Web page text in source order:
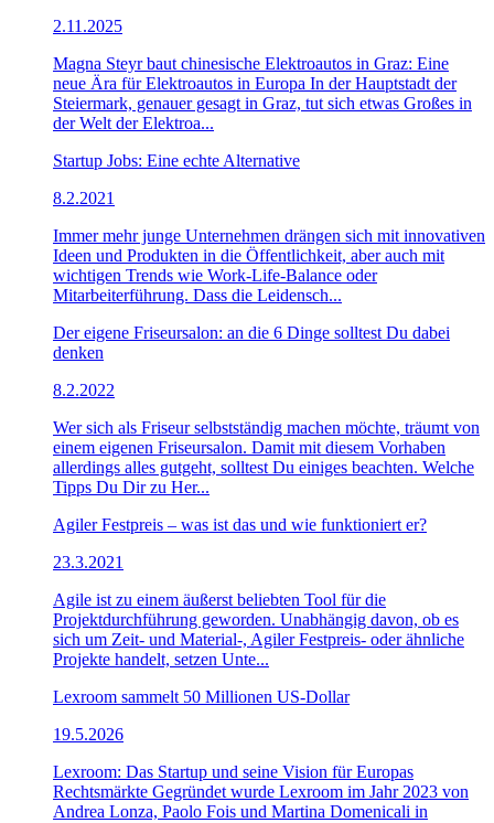
2.11.2025
Magna Steyr baut chinesische Elektroautos in Graz: Eine
neue Ära für Elektroautos in Europa In der Hauptstadt der
Steiermark, genauer gesagt in Graz, tut sich etwas Großes in
der Welt der Elektroa...
Startup Jobs: Eine echte Alternative
8.2.2021
Immer mehr junge Unternehmen drängen sich mit innovativen
Ideen und Produkten in die Öffentlichkeit, aber auch mit
wichtigen Trends wie Work-Life-Balance oder
Mitarbeiterführung. Dass die Leidensch...
Der eigene Friseursalon: an die 6 Dinge solltest Du dabei
denken
8.2.2022
Wer sich als Friseur selbstständig machen möchte, träumt von
einem eigenen Friseursalon. Damit mit diesem Vorhaben
allerdings alles gutgeht, solltest Du einiges beachten. Welche
Tipps Du Dir zu Her...
Agiler Festpreis – was ist das und wie funktioniert er?
23.3.2021
Agile ist zu einem äußerst beliebten Tool für die
Projektdurchführung geworden. Unabhängig davon, ob es
sich um Zeit- und Material-, Agiler Festpreis- oder ähnliche
Projekte handelt, setzen Unte...
Lexroom sammelt 50 Millionen US-Dollar
19.5.2026
Lexroom: Das Startup und seine Vision für Europas
Rechtsmärkte Gegründet wurde Lexroom im Jahr 2023 von
Andrea Lonza, Paolo Fois und Martina Domenicali in